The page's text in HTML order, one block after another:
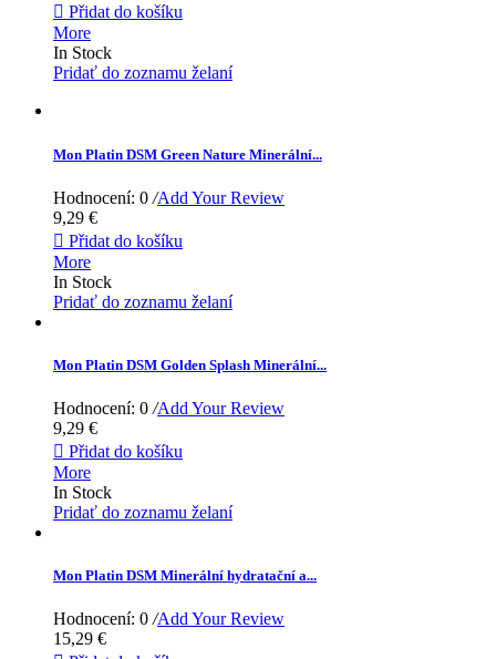
 Přidat do košíku
More
In Stock
Pridať do zoznamu želaní
Mon Platin DSM Green Nature Minerální...
Hodnocení: 0 /Add Your Review
9,29 €
 Přidat do košíku
More
In Stock
Pridať do zoznamu želaní
Mon Platin DSM Golden Splash Minerální...
Hodnocení: 0 /Add Your Review
9,29 €
 Přidat do košíku
More
In Stock
Pridať do zoznamu želaní
Mon Platin DSM Minerální hydratační a...
Hodnocení: 0 /Add Your Review
15,29 €